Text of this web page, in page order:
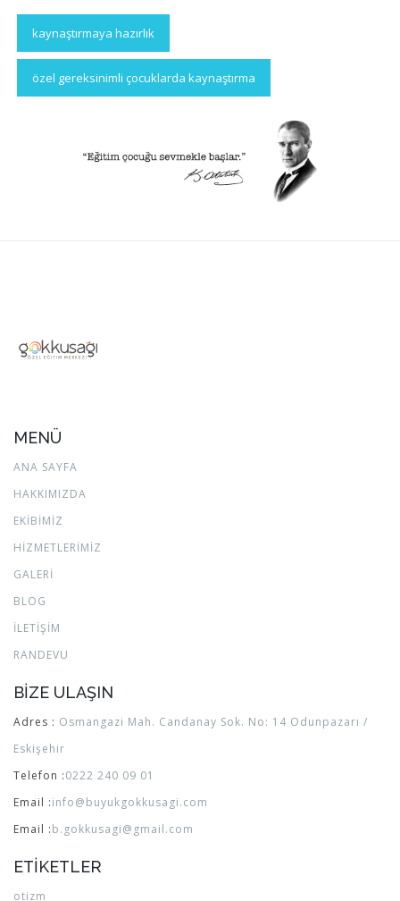
kaynaştırmaya hazırlık
özel gereksinimli çocuklarda kaynaştırma
MENÜ
ANA SAYFA
HAKKIMIZDA
EKİBİMİZ
HİZMETLERİMİZ
GALERİ
BLOG
İLETİŞİM
RANDEVU
BİZE ULAŞIN
Adres : Osmangazi Mah. Candanay Sok. No: 14 Odunpazarı /
Eskişehir
Telefon :0222 240 09 01
Email :info@buyukgokkusagi.com
Email :b.gokkusagi@gmail.com
ETİKETLER
otizm